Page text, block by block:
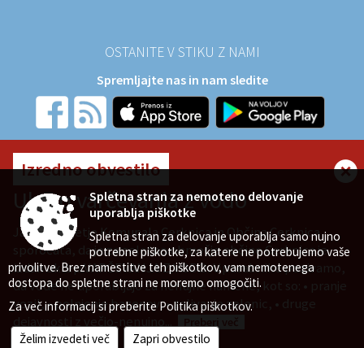
Izredno obvestilo
Ukrep varčevanja z vodo
Javno podjetje Komunala Cerknica in Občina Cerknica
sporočata, da je za celotno območje občine Cerknica je
izdan ukrep VARČEVANJA Z VODO. Uporabnike pozivamo,
da vode ne uporabljajo za nenujne namene, kot so: • pranje
vozil, • polnjenje bazenov, • zalivanje zelenic, • druge
OSTANITE V STIKU Z NAMI
Spremljajte nas in nam sledite
NAROČITE SE NA E-OBVESTILA
Želite ostati obveščeni in podpreti naša prizadevanja za
razvoj?
© 2026 Vse pravice pridržane
Zasnova, izvedba in vzdrževanje: Sigmateh d.o.o.
Splošni pogoji spletne strani
Center za varstvo osebnih podatkov
Izjava o dostopnosti (ZDSMA)
Politika piškotkov
Spletna stran za nemoteno delovanje
uporablja piškotke
Spletna stran za delovanje uporablja samo nujno
potrebne piškotke, za katere ne potrebujemo vaše
privolitve. Brez namestitve teh piškotkov, vam nemotenega
dostopa do spletne strani ne moremo omogočiti.
Za več informacij si preberite Politika piškotkov.
Želim izvedeti več Zapri obvestilo